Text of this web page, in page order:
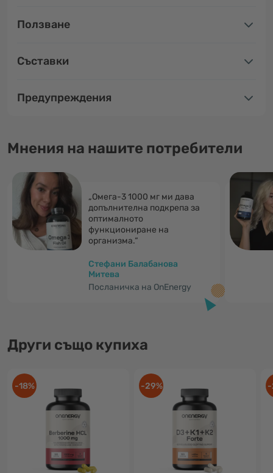
Ползване
Съставки
Предупреждения
Мнения на нашите потребители
„Омега-3 1000 мг ми дава
допълнителна подкрепа за
оптималното
функциониране на
организма.“
Стефани Балабанова
Митева
Посланичка на OnEnergy
Други също купиха
-18% -29% -